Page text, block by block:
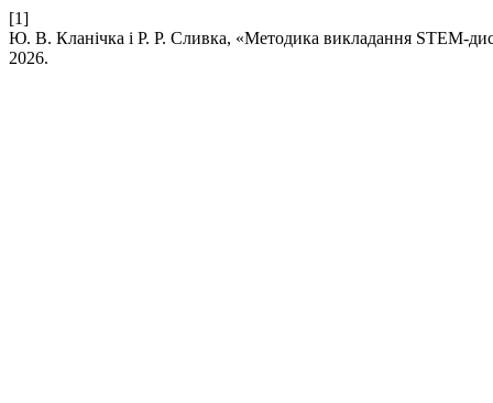
[1]
Ю. В. Кланічка і Р. Р. Сливка, «Методика викладання STEM-
2026.